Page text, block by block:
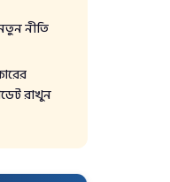
নীতি
রাখুন